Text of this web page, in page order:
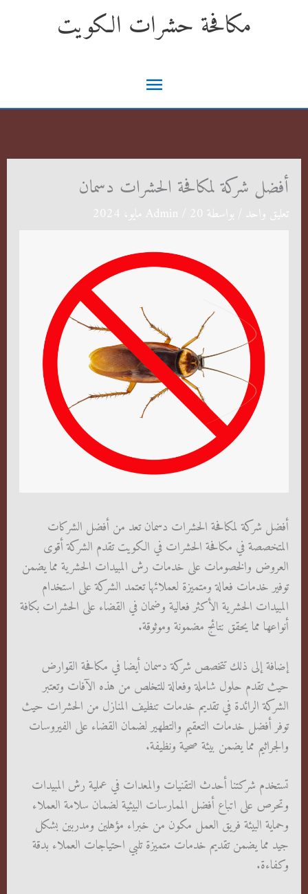
مكافحة حشرات الكويت
القائمة
الرئيسية
أفضل شركة لمكافحة الحشرات دسمان
تعليق واحد / بواسطة Admin 20 مايو، 2024
أفضل شركة لمكافحة الحشرات دسمان تعد من أفضل الشركات
المتخصصة في مكافحة الحشرات في الكويت تقدم الشركة أقوى
العروض والخصومات على خدمات رش المبيدات الحشرية مما يضمن
توفير خدمات فعالة ومتميزة لعملائها تعتمد الشركة على استخدام
المبيدات الحشرية الأكثر فعالية وضمان في القضاء على الحشرات بكافة
أنواعها مما يحقق نتائج مضمونة وموثوقة.
إضافة إلى ذلك تتخصص شركة دسمان أيضا في مكافحة القوارض
حيث تقدم حلول شاملة وفعالة للتخلص من هذه الآفات وتعتبر
الشركة الرائدة في تقديم خدمات تنظيف المنازل من الحشرات حيث
توفر أفضل خدمات التعقيم والتطهير لضمان القضاء على الفيروسات
والجراثيم مما يضمن بيئة صحية ونظيفة.
تستخدم شركتنا أحدث التقنيات والمعدات في عملية رش المبيدات
وتحرص على اتباع أفضل الممارسات البيئية لضمان سلامة العملاء
وحماية البيئة فريق العمل مكون من خبراء مؤهلين ومدربين بشكل
جيد مما يضمن تقديم خدمات متميزة تلبي احتياجات العملاء بدقة
وكفاءة.